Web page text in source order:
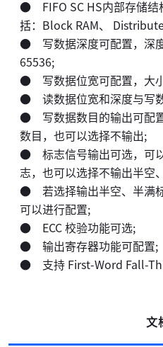
高云搜
● FIFO SC HS内部存储结
括：Block RAM、
● 写数据深度可配置，深
65536;
● 写数据位宽可配置，大
● 读数据位宽和深度与写
● 写数据数目的输出可配
数目，也可以选择不输出;
● 标志信号输出可选，可
志，也可以选择不输出半空
● 若选择输出半空、半满
可以进行配置;
● ECC 校验功能可选;
● 输出寄存器功能可配置;
● 支持 First-Word Fall-
文